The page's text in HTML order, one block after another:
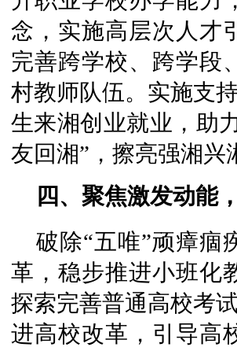
念，实施高层次人才
完善跨学校、跨学段
村教师队伍。实施支
生来湘创业就业，助
友回湘”，擦亮强湘兴
四、聚焦激发动能
破除“五唯”顽瘴痼
革，稳步推进小班化
探索完善普通高校考
进高校改革，引导高